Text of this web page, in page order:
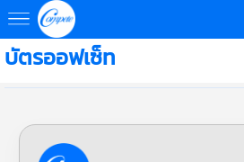
บัตรออฟเซ็ท